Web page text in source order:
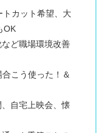
カット希望、大
OK
ど職場環境改善
こう使った！＆
自宅上映会、懐